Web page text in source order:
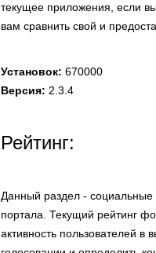
текущее приложения, если
вам сравнить свой и
Установок: 670000
Версия: 2.3.4
Рейтинг:
Данный раздел -
портала. Текущий рейтинг
активность пользователей в